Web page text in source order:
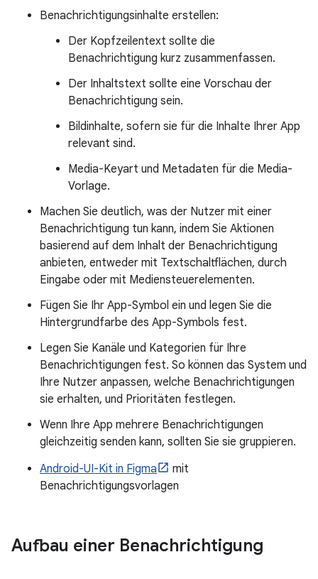
Benachrichtigungsinhalte erstellen:
Der Kopfzeilentext sollte die
Benachrichtigung kurz zusammenfassen.
Der Inhaltstext sollte eine Vorschau der
Benachrichtigung sein.
Bildinhalte, sofern sie für die Inhalte Ihrer App
relevant sind.
Media-Keyart und Metadaten für die Media-
Vorlage.
Machen Sie deutlich, was der Nutzer mit einer
Benachrichtigung tun kann, indem Sie Aktionen
basierend auf dem Inhalt der Benachrichtigung
anbieten, entweder mit Textschaltflächen, durch
Eingabe oder mit Mediensteuerelementen.
Fügen Sie Ihr App-Symbol ein und legen Sie die
Hintergrundfarbe des App-Symbols fest.
Legen Sie Kanäle und Kategorien für Ihre
Benachrichtigungen fest. So können das System und
Ihre Nutzer anpassen, welche Benachrichtigungen
sie erhalten, und Prioritäten festlegen.
Wenn Ihre App mehrere Benachrichtigungen
gleichzeitig senden kann, sollten Sie sie gruppieren.
Android-UI-Kit in Figma
mit
Benachrichtigungsvorlagen
Aufbau einer Benachrichtigung